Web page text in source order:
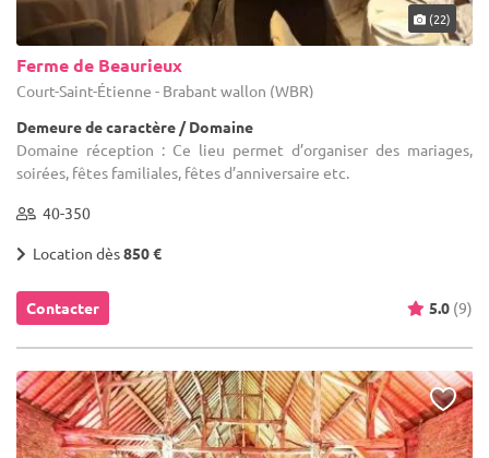
(22)
Ferme de Beaurieux
Court-Saint-Étienne - Brabant wallon (WBR)
Demeure de caractère / Domaine
Domaine réception : Ce lieu permet d’organiser des mariages,
soirées, fêtes familiales, fêtes d’anniversaire etc.
40-350
Location dès850 €
Contacter 5.0 (9)